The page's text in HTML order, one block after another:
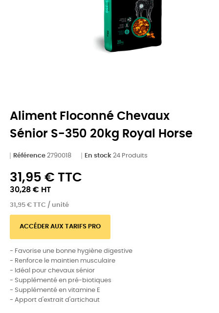
Aliment Floconné Chevaux
Sénior S-350 20kg Royal Horse
Référence 2790018 En stock 24 Produits
31,95 € TTC
30,28 € HT
31,95 € TTC / unité
ACCÉDER AUX TARIFS PRO
- Favorise une bonne hygiène digestive
- Renforce le maintien musculaire
- Idéal pour chevaux sénior
- Supplémenté en pré-biotiques
- Supplémenté en vitamine E
- Apport d'extrait d'artichaut